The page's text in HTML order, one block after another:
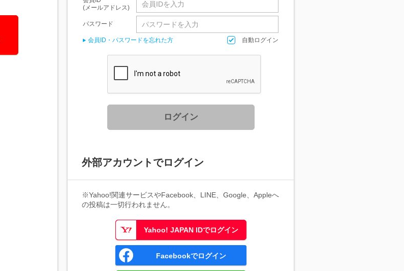
(メールアドレス)
パスワード
会員ID・パスワードを忘れた方 自動ログイン
ログイン
外部アカウントでログイン
※Yahoo!関連サービスやFacebook、LINE、Google、Appleへ
の投稿は一切行われません。
Yahoo! JAPAN IDでログイン
Facebookでログイン